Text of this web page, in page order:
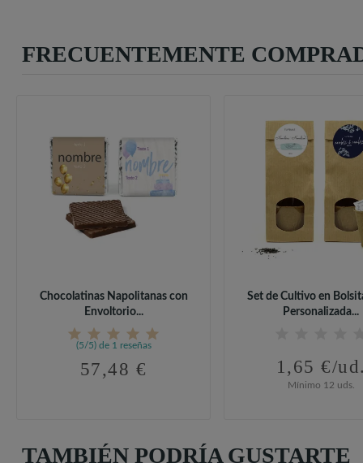
FRECUENTEMENTE
Chocolatinas Napolitanas con
Envoltorio...
(5/5) de 1 reseñas
57,48 €
Set de Cultivo en
Personalizada...
1,65 €/
Mínimo 12 uds.
TAMBIÉN PODRÍA GUSTARTE